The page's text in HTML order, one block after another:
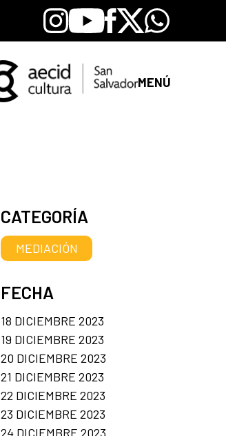
Instagram
YoutubeFacebook
X Whatsapp
MENÚ
CATEGORÍA
MEDIACIÓN
FECHA
18 DICIEMBRE 2023
19 DICIEMBRE 2023
20 DICIEMBRE 2023
21 DICIEMBRE 2023
22 DICIEMBRE 2023
23 DICIEMBRE 2023
24 DICIEMBRE 2023